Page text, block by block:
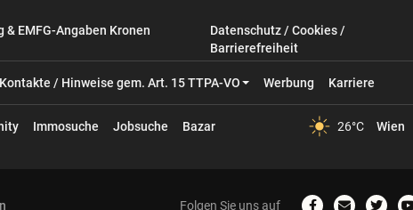
& EMFG-Angaben Kronen
Datenschutz / Cookies /
Barrierefreiheit
/ Hinweise gem. Art. 15 TTPA-VO Werbung Karriere
Immosuche Jobsuche Bazar 26°C Wien
Folgen Sie uns auf